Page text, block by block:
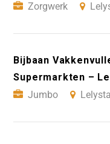
Zorgwerk
Bijbaan
Supermarkten –
Jumbo